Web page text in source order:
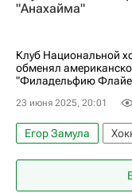
Вячеслав Фетисов
Кирилл Капризов
"Анахайма"
Клуб Национальной
обменял
"Филадельфию
23 июня 2025, 20:01
Егор Замула
Матвей Мичков